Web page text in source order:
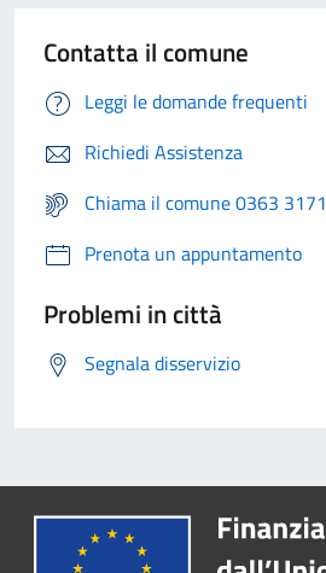
Contatta il comune
Leggi le domande frequenti
Richiedi Assistenza
Chiama il comune 0363 3171
Prenota un appuntamento
Problemi in città
Segnala disservizio